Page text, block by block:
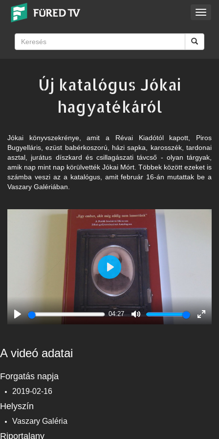
Új katalógus Jókai
hagyatékáról
Jókai könyvszekrénye, amit a Révai Kiadótól kapott, Piros
Bugyelláris, ezüst babérkoszorú, házi sapka, karosszék, tardonai
asztal, jurátus díszkard és csillagászati távcső - olyan tárgyak,
amik nap mint nap körülvették Jókai Mórt. Többek között ezeket is
számba veszi az a katalógus, amit február 16-án mutattak be a
Vaszary Galériában.
Play
04:27
Mute
Enter
Play
A videó adatai
Forgatás napja
2019-02-16
Helyszín
Vaszary Galéria
Riportalany